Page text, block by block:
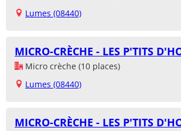
Lumes (08440)
MICRO-CRÈCHE - LES P'TITS
Micro crèche (10 places)
Lumes (08440)
MICRO-CRÈCHE - LES P'TITS